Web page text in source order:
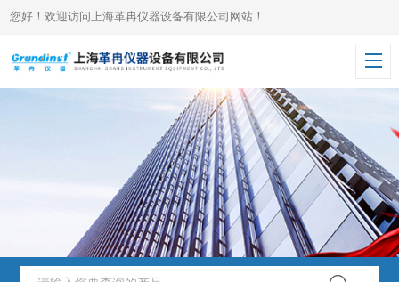
您好！欢迎访问上海革冉仪器设备有限公司网站！